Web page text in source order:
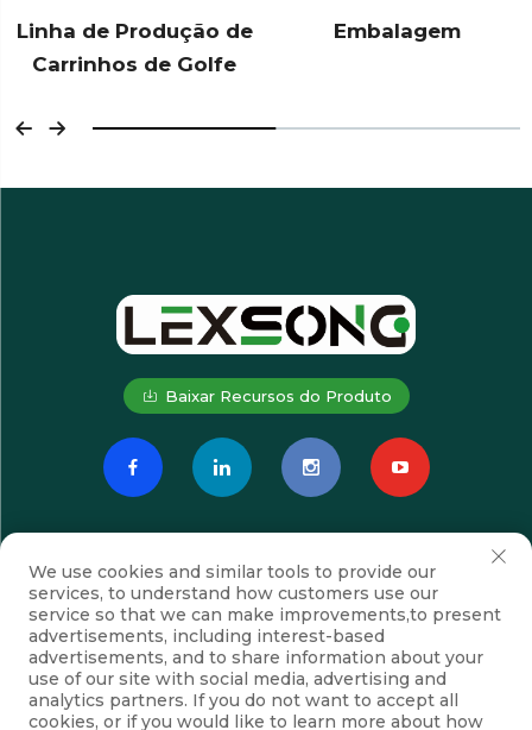
Linha de Produção de
Carrinhos de Golfe
Embalagem
Baixar Recursos do Produto
Inscrever-se
We use cookies and similar tools to provide our
services, to understand how customers use our
service so that we can make improvements,to present
advertisements, including interest-based
advertisements, and to share information about your
use of our site with social media, advertising and
analytics partners. If you do not want to accept all
cookies, or if you would like to learn more about how